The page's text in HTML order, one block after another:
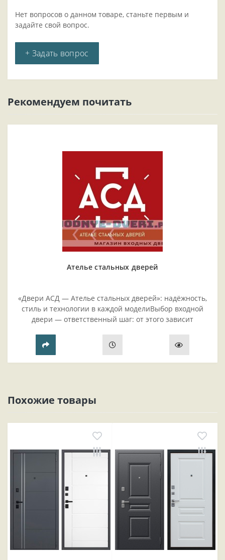
Нет вопросов о данном товаре, станьте первым и
задайте свой вопрос.
+ Задать вопрос
Рекомендуем почитать
Ателье стальных дверей
«Двери АСД — Ателье стальных дверей»: надёжность,
стиль и технологии в каждой моделиВыбор входной
двери — ответственный шаг: от этого зависит
прихожей..
Похожие товары